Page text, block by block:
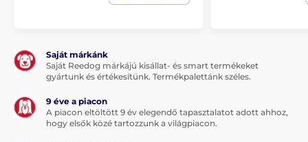
Saját márkánk
Saját Reedog márkájú kisállat- és smart termékeket
gyártunk és értékesítünk. Termékpalettánk széles.
9 éve a piacon
A piacon eltöltött 9 év elegendő tapasztalatot adott ahhoz,
hogy elsők közé tartozzunk a világpiacon.